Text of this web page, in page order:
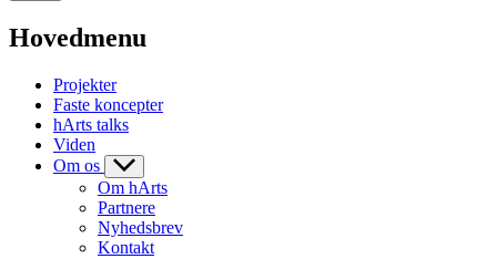
Hovedmenu
Projekter
Faste koncepter
hArts talks
Viden
Om os
Om hArts
Partnere
Nyhedsbrev
Kontakt